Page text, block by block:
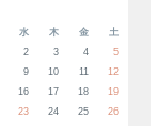
水 木 金
土
2 3 4
5
9 10 11
12
16 17 18
19
23 24 25
26